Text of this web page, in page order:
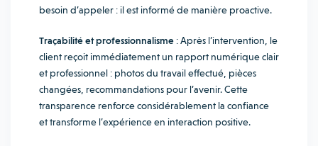
besoin d’appeler : il est informé de manière proactive.
Traçabilité et professionnalisme : Après l’intervention, le
client reçoit immédiatement un rapport numérique clair
et professionnel : photos du travail effectué, pièces
changées, recommandations pour l’avenir. Cette
transparence renforce considérablement la confiance
et transforme l’expérience en interaction positive.